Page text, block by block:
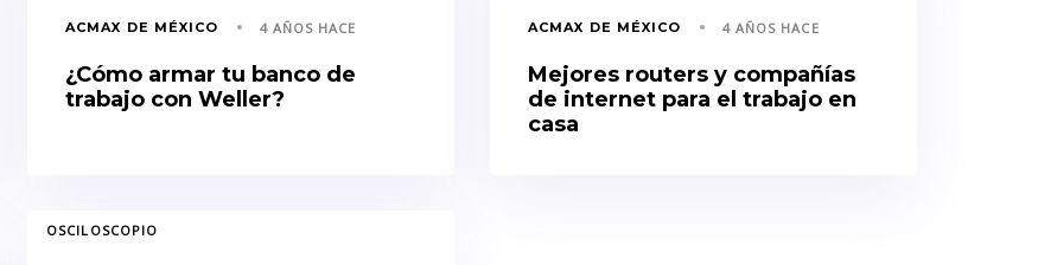
ACMAX DE MÉXICO 4 AÑOS HACE
¿Cómo armar tu banco de
trabajo con Weller?
ACMAX DE MÉXICO 4 AÑOS HACE
Mejores routers y compañías
de internet para el trabajo en
casa
TAGSOSCILOSCOPIO